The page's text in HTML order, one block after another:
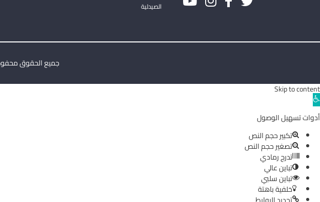
الصيدلية
جميع الحقوق محفوظة
Skip to content
Open
toolbar
أدوات تسهيل الوصول
تكبير حجم النص
تصغير حجم النص
تدرج رمادي
تباين عالي
تباين سلبي
خلفية باهتة